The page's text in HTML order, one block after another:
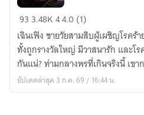
หลัง
จาก
เธอ
จาก
ไป
ผม
93 3.48K44.0 (1)
เฉินเฟิง ชายวัยสามสิบผู้เผชิญโรคร้
ทั้งถูกรางวัลใหญ่ มีวาสนารัก และโ
กันแน่? ท่ามกลางพรที่เกินจริงนี้ เข
อัปเดตล่าสุด 3 ก.ค. 69 / 16:44 น.